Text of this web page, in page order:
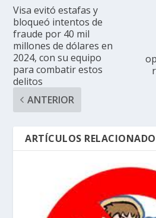
Visa evitó estafas y
bloqueó intentos de
fraude por 40 mil
millones de dólares en
2024, con su equipo
para combatir estos
delitos
ANTERIOR
ARTÍCULOS